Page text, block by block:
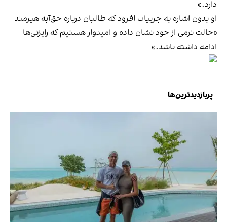
دارد.»
او بدون اشاره به جزییات افزود که طالبان درباره حق‌آبه هیرمند
«حالت نرمی از خود نشان داده و امیدوار هستیم که رایزنی‌ها
ادامه داشته باشد.»
پربازدیدترین‌ها